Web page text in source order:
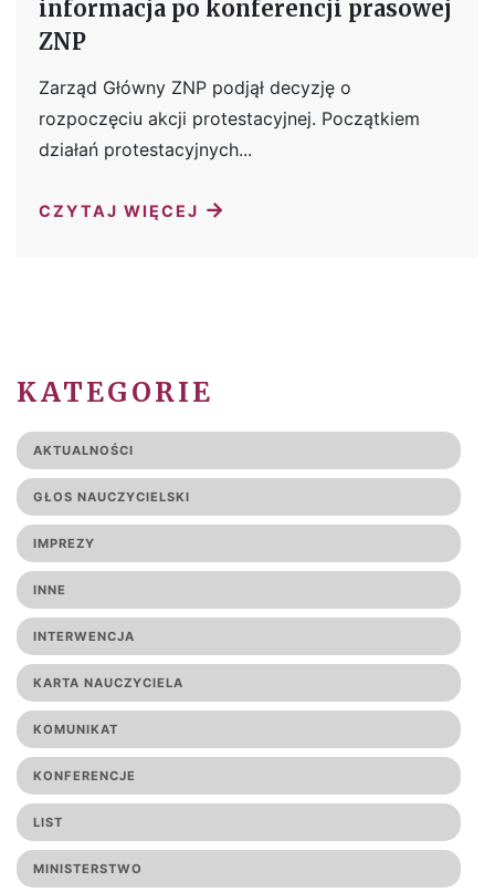
informacja po konferencji prasowej
ZNP
Zarząd Główny ZNP podjął decyzję o
rozpoczęciu akcji protestacyjnej. Początkiem
działań protestacyjnych...
CZYTAJ WIĘCEJ →
KATEGORIE
AKTUALNOŚCI
GŁOS NAUCZYCIELSKI
IMPREZY
INNE
INTERWENCJA
KARTA NAUCZYCIELA
KOMUNIKAT
KONFERENCJE
LIST
MINISTERSTWO